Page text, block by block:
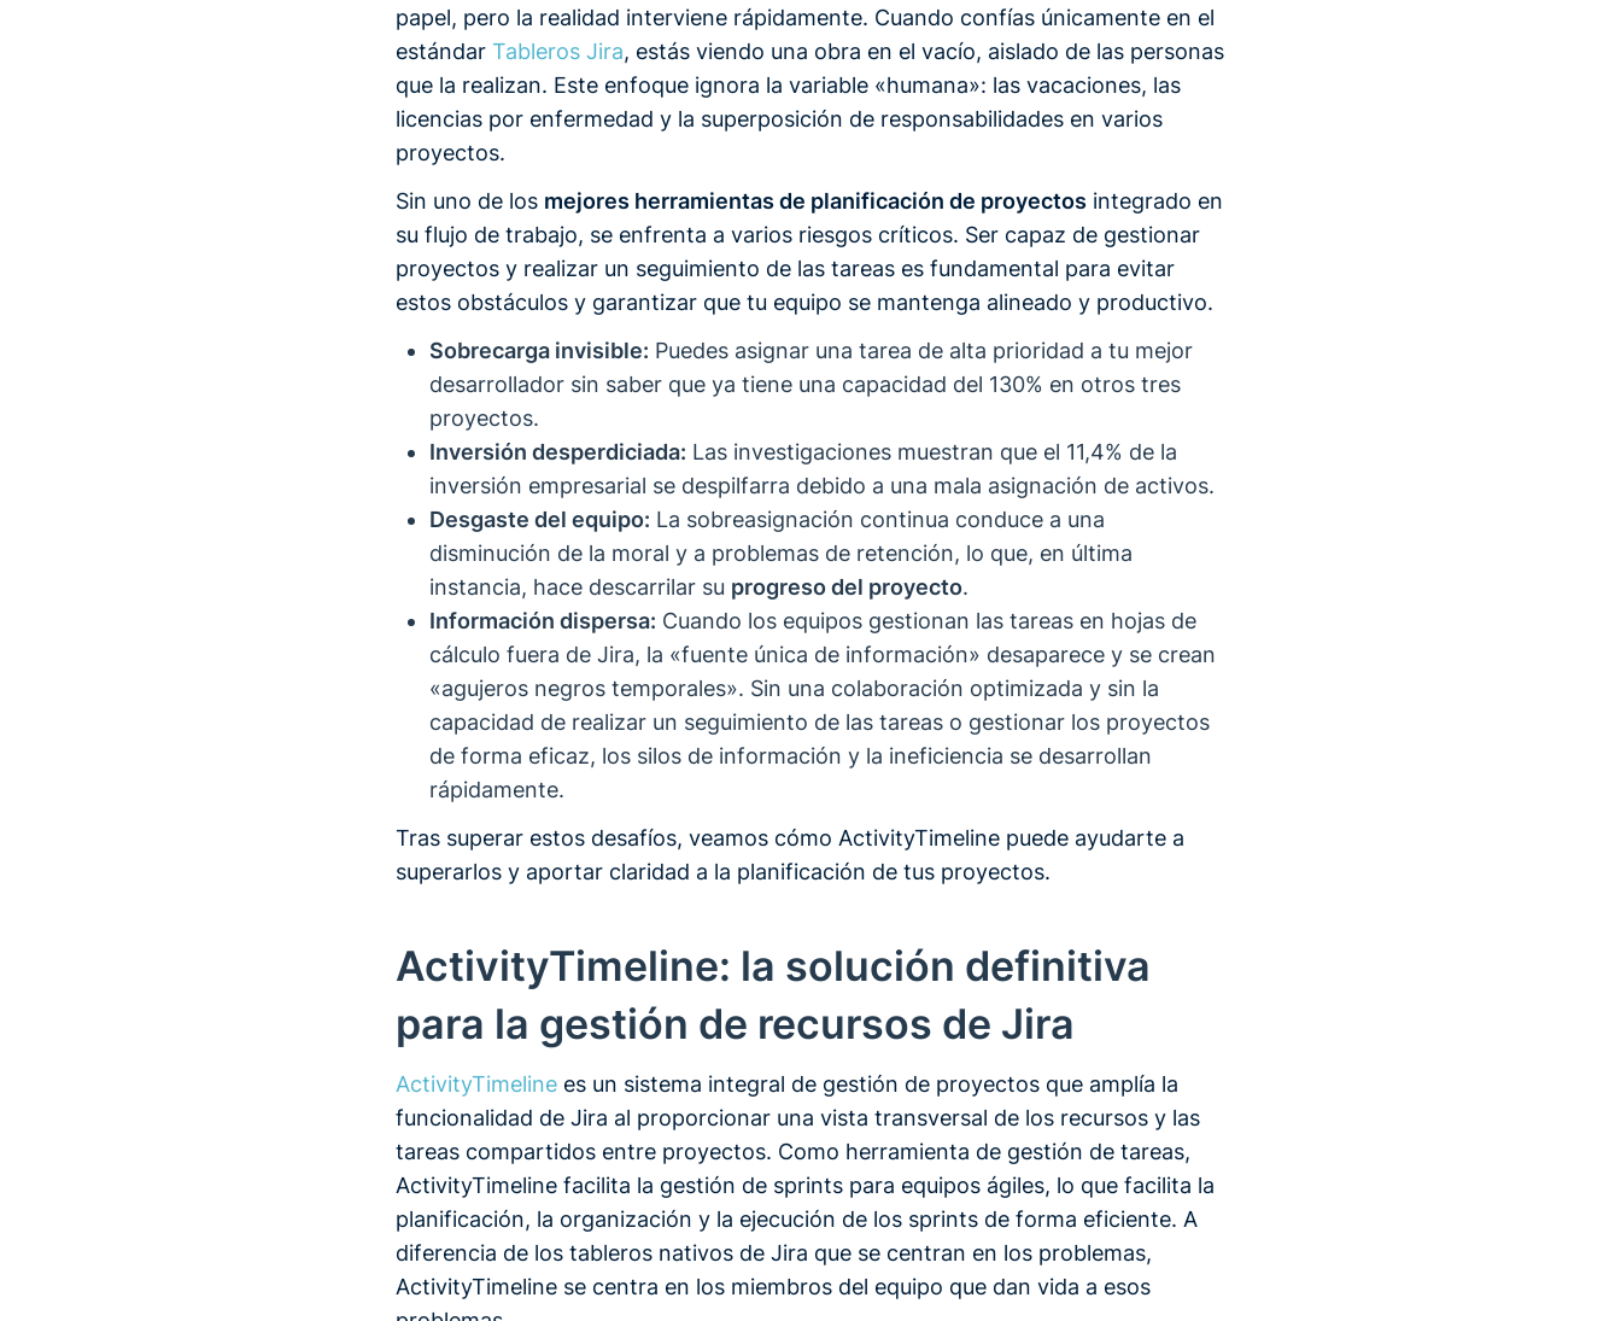
papel, pero la realidad interviene rápidamente. Cuando confías únicamente en el
estándar Tableros Jira, estás viendo una obra en el vacío, aislado de las personas
que la realizan. Este enfoque ignora la variable «humana»: las vacaciones, las
licencias por enfermedad y la superposición de responsabilidades en varios
proyectos.
Sin uno de los mejores herramientas de planificación de proyectos integrado en
su flujo de trabajo, se enfrenta a varios riesgos críticos. Ser capaz de gestionar
proyectos y realizar un seguimiento de las tareas es fundamental para evitar
estos obstáculos y garantizar que tu equipo se mantenga alineado y productivo.
Sobrecarga invisible: Puedes asignar una tarea de alta prioridad a tu mejor
desarrollador sin saber que ya tiene una capacidad del 130% en otros tres
proyectos.
Inversión desperdiciada: Las investigaciones muestran que el 11,4% de la
inversión empresarial se despilfarra debido a una mala asignación de activos.
Desgaste del equipo: La sobreasignación continua conduce a una
disminución de la moral y a problemas de retención, lo que, en última
instancia, hace descarrilar su progreso del proyecto.
Información dispersa: Cuando los equipos gestionan las tareas en hojas de
cálculo fuera de Jira, la «fuente única de información» desaparece y se crean
«agujeros negros temporales». Sin una colaboración optimizada y sin la
capacidad de realizar un seguimiento de las tareas o gestionar los proyectos
de forma eficaz, los silos de información y la ineficiencia se desarrollan
rápidamente.
Tras superar estos desafíos, veamos cómo ActivityTimeline puede ayudarte a
superarlos y aportar claridad a la planificación de tus proyectos.
ActivityTimeline: la solución definitiva
para la gestión de recursos de Jira
ActivityTimeline es un sistema integral de gestión de proyectos que amplía la
funcionalidad de Jira al proporcionar una vista transversal de los recursos y las
tareas compartidos entre proyectos. Como herramienta de gestión de tareas,
ActivityTimeline facilita la gestión de sprints para equipos ágiles, lo que facilita la
planificación, la organización y la ejecución de los sprints de forma eficiente. A
diferencia de los tableros nativos de Jira que se centran en los problemas,
ActivityTimeline se centra en los miembros del equipo que dan vida a esos